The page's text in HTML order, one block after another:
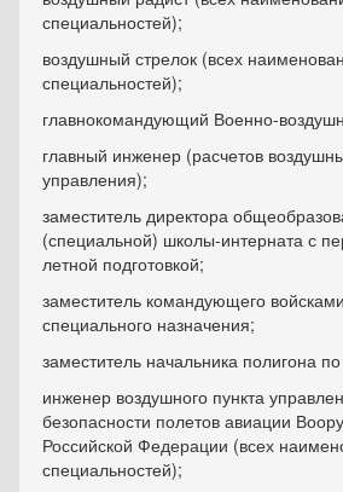
специальностей);
воздушный стрелок (всех
специальностей);
главнокомандующий Военно-
главный инженер (расчетов
управления);
заместитель директора
(специальной) школы-интерната с
летной подготовкой;
заместитель командующего
специального назначения;
заместитель начальника полигона
инженер воздушного пункта
безопасности полетов авиации
Российской Федерации (всех
специальностей);